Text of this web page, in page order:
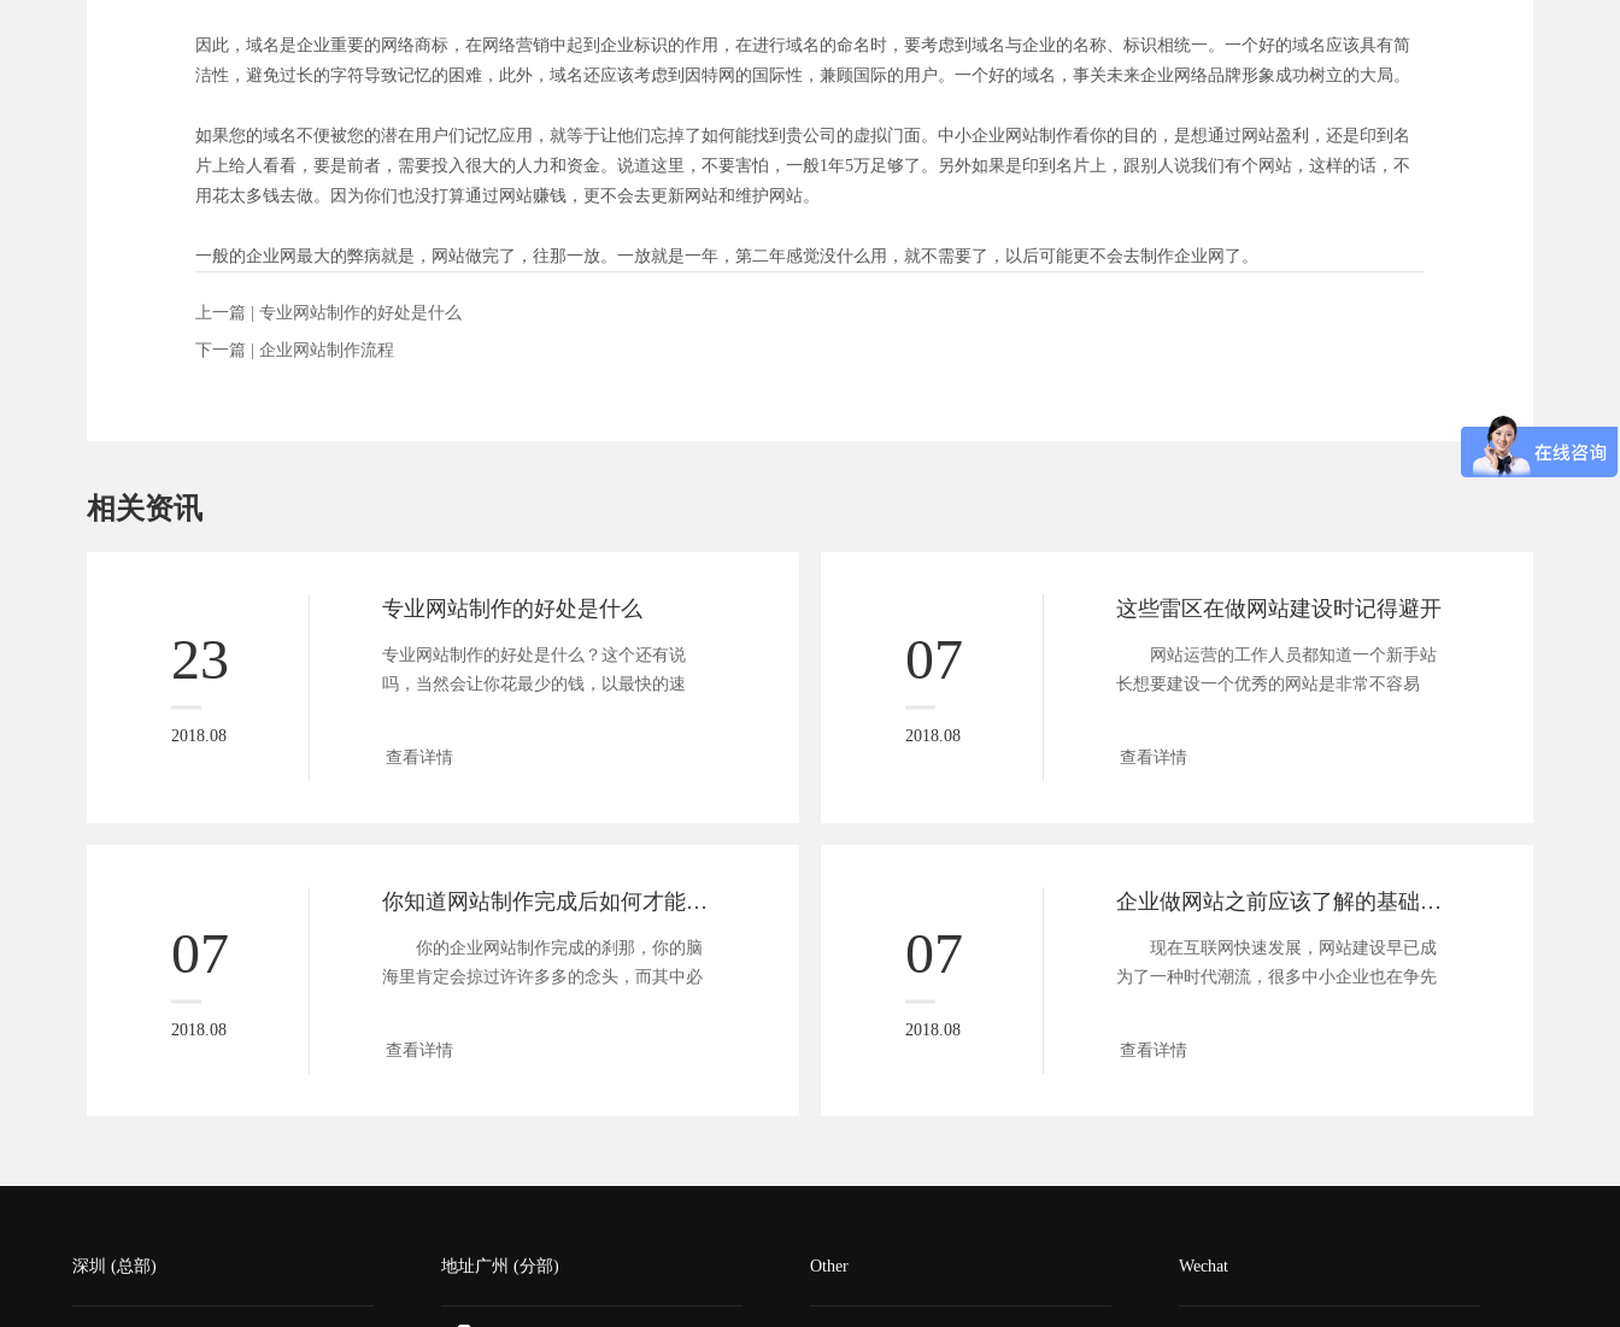
因此，域名是企业重要的网络商标，在网络营销中起到企业标识的作用，在进行域名的命名时，要考虑到域名与企业的名称、标识相统一。一个好的域名应该具有简
洁性，避免过长的字符导致记忆的困难，此外，域名还应该考虑到因特网的国际性，兼顾国际的用户。一个好的域名，事关未来企业网络品牌形象成功树立的大局。
如果您的域名不便被您的潜在用户们记忆应用，就等于让他们忘掉了如何能找到贵公司的虚拟门面。中小企业网站制作看你的目的，是想通过网站盈利，还是印到名
片上给人看看，要是前者，需要投入很大的人力和资金。说道这里，不要害怕，一般1年5万足够了。另外如果是印到名片上，跟别人说我们有个网站，这样的话，不
用花太多钱去做。因为你们也没打算通过网站赚钱，更不会去更新网站和维护网站。
一般的企业网最大的弊病就是，网站做完了，往那一放。一放就是一年，第二年感觉没什么用，就不需要了，以后可能更不会去制作企业网了。
上一篇 | 专业网站制作的好处是什么
下一篇 | 企业网站制作流程
相关资讯
23
2018.08
专业网站制作的好处是什么
专业网站制作的好处是什么？这个还有说
吗，当然会让你花最少的钱，以最快的速
查看详情
07
2018.08
这些雷区在做网站建设时记得避开
网站运营的工作人员都知道一个新手站
长想要建设一个优秀的网站是非常不容易
查看详情
07
2018.08
你知道网站制作完成后如何才能被收录吗？
你的企业网站制作完成的刹那，你的脑
海里肯定会掠过许许多多的念头，而其中必
查看详情
07
2018.08
企业做网站之前应该了解的基础知识
现在互联网快速发展，网站建设早已成
为了一种时代潮流，很多中小企业也在争先
查看详情
深圳 (总部) 地址广州 (分部) Other Wechat